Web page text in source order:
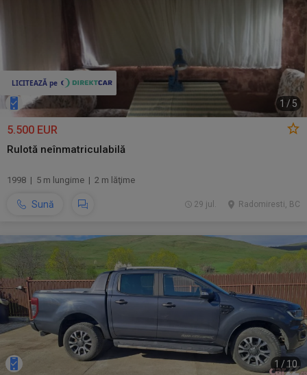
1 / 5
5.500 EUR
Rulotă neînmatriculabilă
1998 | 5 m lungime | 2 m lăţime
Sună Radomiresti, BC
29 jul.
1 /10